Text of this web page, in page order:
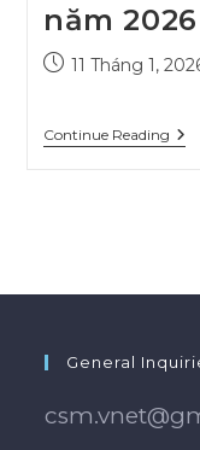
năm 2026
Post11 Tháng 1,
Continue ReadingVisa
Và
General